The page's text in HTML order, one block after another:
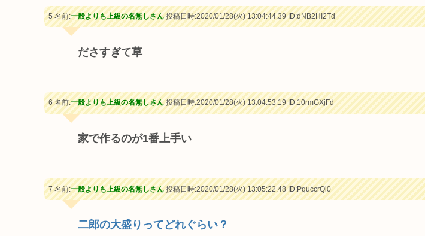
5 名前:一般よりも上級の名無しさん投稿日時:2020/01/28(火) 13:04:44.39ID:dNB2HI2Td
ださすぎて草
6 名前:一般よりも上級の名無しさん投稿日時:2020/01/28(火) 13:04:53.19ID:10rmGXjFd
家で作るのが1番上手い
7 名前:一般よりも上級の名無しさん投稿日時:2020/01/28(火) 13:05:22.48ID:PquccrQl0
二郎の大盛りってどれぐらい？